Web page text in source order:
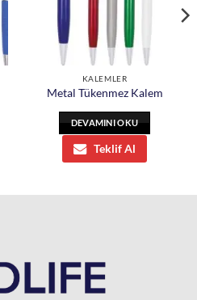
KALEMLER
Metal Tükenmez Kalem
DEVAMINI OKU
Teklif Al